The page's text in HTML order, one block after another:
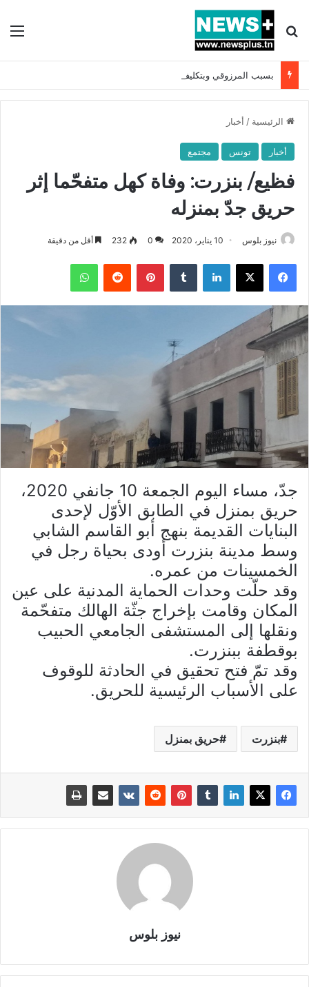
بحث عن
الرئيسية / أخبار
أخبار تونس مجتمع
فظيع/ بنزرت: وفاة كهل متفحّما إثر
حريق جدّ بمنزله
نيوز بلوس 10 يناير، 2020 0
232 أقل من دقيقة
فيسبوك X لينكدإن بينتيريست واتساب
جدّ، مساء اليوم الجمعة 10 جانفي 2020،
حريق بمنزل في الطابق الأوّل لإحدى
البنايات القديمة بنهج أبو القاسم الشابي
وسط مدينة بنزرت أودى بحياة رجل في
الخمسينات من عمره.
وقد حلّت وحدات الحماية المدنية على عين
المكان وقامت بإخراج جثّة الهالك متفحّمة
ونقلها إلى المستشفى الجامعي الحبيب
بوقطفة ببنزرت.
وقد تمّ فتح تحقيق في الحادثة للوقوف
على الأسباب الرئيسية للحريق.
بنزرت حريق بمنزل
نيوز بلوس